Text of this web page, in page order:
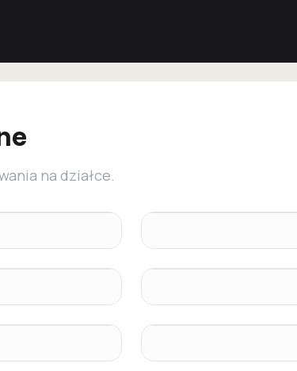
na działce.